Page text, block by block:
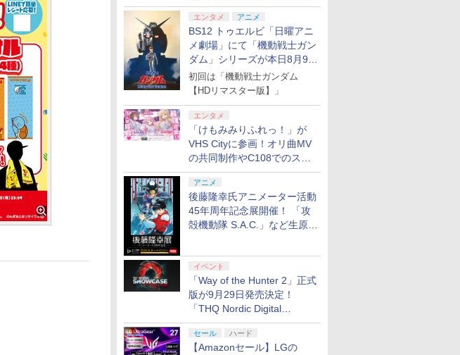
て期間限定で順次無料配信開
始エンタメ アニメ
BS12 トゥエルビ「日曜アニ
メ劇場」にて「機動戦士ガン
ダム」シリーズが本日8月9日
から8週連続で放送
初回は「機動戦士ガンダム
【HDリマスター版】」
エンタメ
「けもみみりふれっ！」が
VHS Cityに参画！オリ曲MV
の共同制作やC108でのスペ
シャルコラボ広告を掲出
アニメ
後藤隆幸氏アニメーター活動
45年周年記念展開催！ 「攻
殻機動隊 S.A.C.」など生原
イベント
「Way of the Hunter 2」正式
版が9月29日発売決定！
「THQ Nordic Digital
Showcase 2026」まとめ
セール ハード
【Amazonセール】LGの